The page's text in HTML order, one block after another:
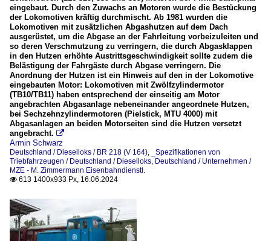
eingebaut. Durch den Zuwachs an Motoren wurde die Bestückung
der Lokomotiven kräftig durchmischt. Ab 1981 wurden die
Lokomotiven mit zusätzlichen Abgashutzen auf dem Dach
ausgerüstet, um die Abgase an der Fahrleitung vorbeizuleiten und
so deren Verschmutzung zu verringern, die durch Abgasklappen
in den Hutzen erhöhte Austrittsgeschwindigkeit sollte zudem die
Belästigung der Fahrgäste durch Abgase verringern. Die
Anordnung der Hutzen ist ein Hinweis auf den in der Lokomotive
eingebauten Motor: Lokomotiven mit Zwölfzylindermotor
(TB10/TB11) haben entsprechend der einseitig am Motor
angebrachten Abgasanlage nebeneinander angeordnete Hutzen,
bei Sechzehnzylindermotoren (Pielstick, MTU 4000) mit
Abgasanlagen an beiden Motorseiten sind die Hutzen versetzt
angebracht. 
Armin Schwarz
Deutschland / Dieselloks / BR 218 (V 164),
_Spezifikationen von
Triebfahrzeugen / Deutschland / Dieselloks, Deutschland / Unternehmen /
MZE - M. Zimmermann Eisenbahndienstl.
 613 1400x933 Px, 16.06.2024